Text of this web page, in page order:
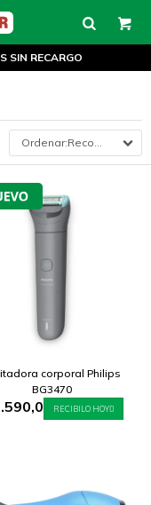
SIN RECARGO
Recomendados
corporal Philips
BG3470
RECIBILO HOY